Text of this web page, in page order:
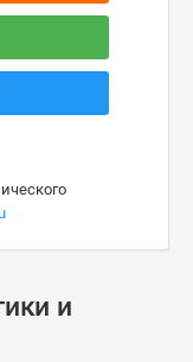
и